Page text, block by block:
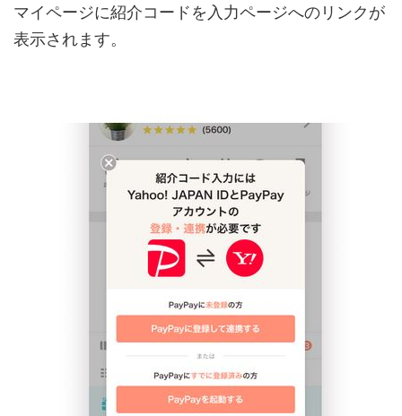
マイページに紹介コードを入力ページへのリンクが
表示されます。